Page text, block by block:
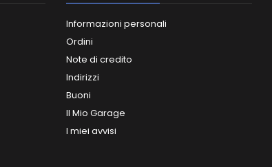
Informazioni personali
Ordini
Note di credito
Indirizzi
Buoni
Il Mio Garage
I miei avvisi